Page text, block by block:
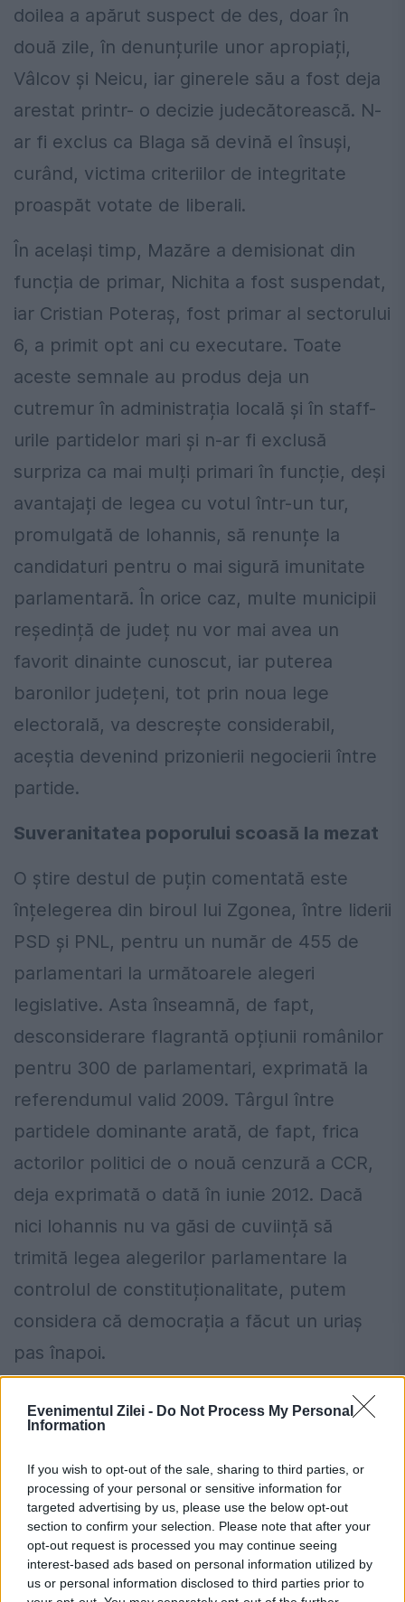
Evenimentul Zilei - Do Not Process My Personal
Information
If you wish to opt-out of the sale, sharing to third parties, or
processing of your personal or sensitive information for
targeted advertising by us, please use the below opt-out
section to confirm your selection. Please note that after your
opt-out request is processed you may continue seeing
interest-based ads based on personal information utilized by
us or personal information disclosed to third parties prior to
doilea a apărut suspect de des, doar în
două zile, în denunțurile unor apropiați,
Vâlcov și Neicu, iar ginerele său a fost deja
arestat printr- o decizie judecătorească. N-
ar fi exclus ca Blaga să devină el însuși,
curând, victima criteriilor de integritate
proaspăt votate de liberali.
În același timp, Mazăre a demisionat din
funcția de primar, Nichita a fost suspendat,
iar Cristian Poteraș, fost primar al sectorului
6, a primit opt ani cu executare. Toate
aceste semnale au produs deja un
cutremur în administrația locală și în staff-
urile partidelor mari și n-ar fi exclusă
surpriza ca mai mulți primari în funcție, deși
avantajați de legea cu votul într-un tur,
promulgată de Iohannis, să renunțe la
candidaturi pentru o mai sigură imunitate
parlamentară. În orice caz, multe municipii
reședință de județ nu vor mai avea un
favorit dinainte cunoscut, iar puterea
baronilor județeni, tot prin noua lege
electorală, va descrește considerabil,
aceștia devenind prizonierii negocierii între
partide.
Suveranitatea poporului scoasă la mezat
O știre destul de puțin comentată este
înțelegerea din biroul lui Zgonea, între liderii
PSD și PNL, pentru un număr de 455 de
parlamentari la următoarele alegeri
legislative. Asta înseamnă, de fapt,
desconsiderare flagrantă opțiunii românilor
pentru 300 de parlamentari, exprimată la
referendumul valid 2009. Târgul între
partidele dominante arată, de fapt, frica
actorilor politici de o nouă cenzură a CCR,
deja exprimată o dată în iunie 2012. Dacă
nici Iohannis nu va găsi de cuviință să
trimită legea alegerilor parlamentare la
controlul de constituționalitate, putem
considera că democrația a făcut un uriaș
pas înapoi.
este legată de declarația liderului PC,
Daniel Constantin, care anunță grăbirea
fuziunii cu partidul lui Tăriceanu, PLR, și
intenția ca noua forță politică să candideze